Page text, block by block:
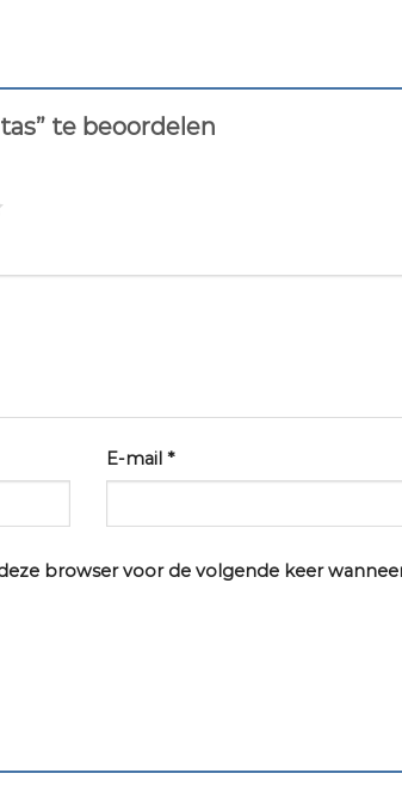
te beoordelen
E-mail *
browser voor de volgende keer